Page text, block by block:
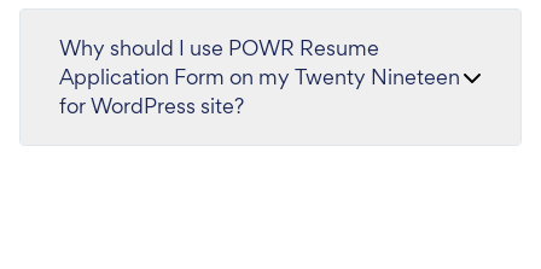
Why should I use POWR Resume
Application Form on my Twenty Nineteen
for WordPress site?